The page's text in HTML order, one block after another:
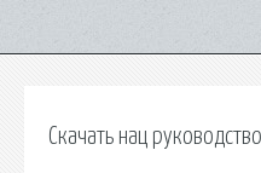
Скачать нац